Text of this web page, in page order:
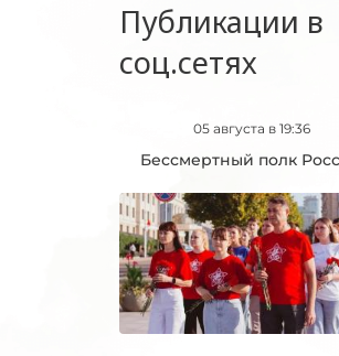
Публикации в
соц.сетях
05 августа в 19:36
Бессмертный полк